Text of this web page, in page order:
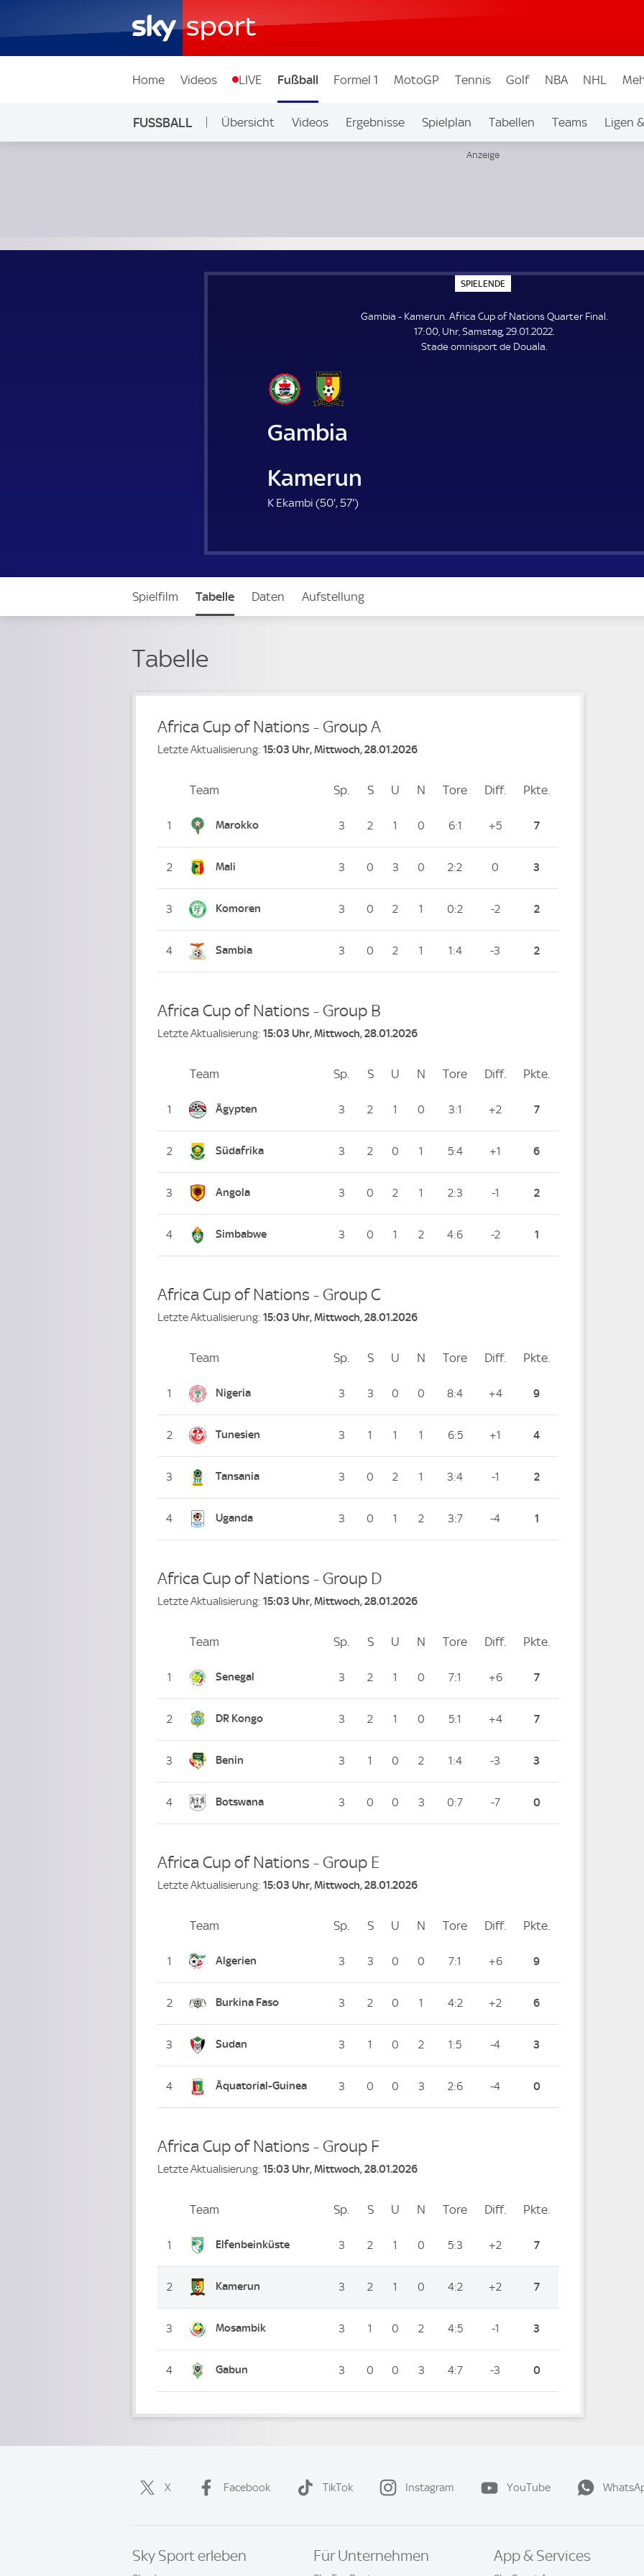
Home Videos LIVE Fußball Formel 1 MotoGP Tennis Golf NBA NHL
FUSSBALL Übersicht Videos Ergebnisse Spielplan Tabellen Teams Ligen
SPIELENDE
P
E
L
E
N
Gambia - Kamerun. Africa Cup of Nations Quarter Final.
17:00, Uhr, Samstag, 29.01.2022.
Stade omnisport de Douala.
Gambia
Kamerun
K Ekambi (50'5
m
n
u
, 57'5
m
n
u
)
Spielfilm Tabelle Daten Aufstellung
Tabelle
Africa Cup of Nations - Group A
Letzte Aktualisierung: 15:03 Uhr, Mittwoch, 28.01.2026
PlatzTeam Sp. Spiele
SSiege
U Unentschieden
N Niederlagen
Tore ToreDiff. Differenz
Pkte.
1 Marokko 3 2 1 0 6:1 +5 7
2 Mali 3 0 3 0 2:2 0 3
3 Komoren 3 0 2 1 0:2 -2 2
4 Sambia 3 0 2 1 1:4 -3 2
Africa Cup of Nations - Group B
Letzte Aktualisierung: 15:03 Uhr, Mittwoch, 28.01.2026
PlatzTeam Sp. Spiele
SSiege
U Unentschieden
N Niederlagen
Tore ToreDiff. Differenz
Pkte.
1 Ägypten 3 2 1 0 3:1 +2 7
2 Südafrika 3 2 0 1 5:4 +1 6
3 Angola 3 0 2 1 2:3 -1 2
4 Simbabwe 3 0 1 2 4:6 -2 1
Africa Cup of Nations - Group C
Letzte Aktualisierung: 15:03 Uhr, Mittwoch, 28.01.2026
PlatzTeam Sp. Spiele
SSiege
U Unentschieden
N Niederlagen
Tore ToreDiff. Differenz
Pkte.
1 Nigeria 3 3 0 0 8:4 +4 9
2 Tunesien 3 1 1 1 6:5 +1 4
3 Tansania 3 0 2 1 3:4 -1 2
4 Uganda 3 0 1 2 3:7 -4 1
Africa Cup of Nations - Group D
Letzte Aktualisierung: 15:03 Uhr, Mittwoch, 28.01.2026
PlatzTeam Sp. Spiele
SSiege
U Unentschieden
N Niederlagen
Tore ToreDiff. Differenz
Pkte.
1 Senegal 3 2 1 0 7:1 +6 7
2 DR Kongo 3 2 1 0 5:1 +4 7
3 Benin 3 1 0 2 1:4 -3 3
4 Botswana 3 0 0 3 0:7 -7 0
Africa Cup of Nations - Group E
Letzte Aktualisierung: 15:03 Uhr, Mittwoch, 28.01.2026
PlatzTeam Sp. Spiele
SSiege
U Unentschieden
N Niederlagen
Tore ToreDiff. Differenz
Pkte.
1 Algerien 3 3 0 0 7:1 +6 9
2 Burkina Faso 3 2 0 1 4:2 +2 6
3 Sudan 3 1 0 2 1:5 -4 3
4 Äquatorial-Guinea 3 0 0 3 2:6 -4 0
Africa Cup of Nations - Group F
Letzte Aktualisierung: 15:03 Uhr, Mittwoch, 28.01.2026
PlatzTeam Sp. Spiele
SSiege
U Unentschieden
N Niederlagen
Tore ToreDiff. Differenz
Pkte.
1 Elfenbeinküste 3 2 1 0 5:3 +2 7
2 Kamerun 3 2 1 0 4:2 +2 7
3 Mosambik 3 1 0 2 4:5 -1 3
4 Gabun 3 0 0 3 4:7 -3 0
X Facebook TikTok Instagram YouTube
Sky Sport erleben Für Unternehmen App & Services